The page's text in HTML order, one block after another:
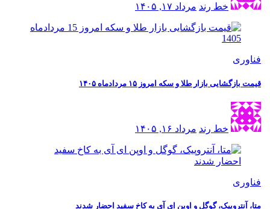
خط رند مرداد ۱۷, ۱۴۰۵
فناوری
قیمت بازگشایی بازار طلا و سکه امروز ۱۵ مردادماه ۱۴۰۵
خط رند مرداد ۱۶, ۱۴۰۵
فناوری
متا، آنتروپیک، گوگل و اوپن ای آی به کاخ سفید احضار شدند